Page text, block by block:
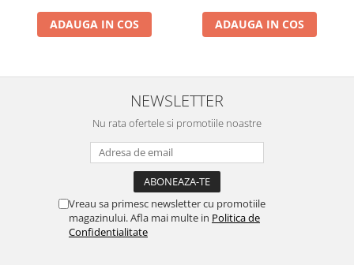
ADAUGA IN COS ADAUGA IN COS
NEWSLETTER
Nu rata ofertele si promotiile noastre
Vreau sa primesc newsletter cu promotiile
magazinului. Afla mai multe in Politica de
Confidentialitate